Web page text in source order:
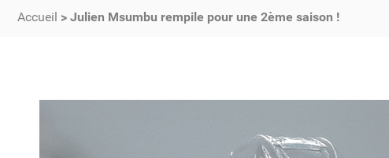
Accueil > Julien Msumbu rempile pour une 2ème saison !